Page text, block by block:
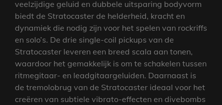
veelzijdige geluid en dubbele uitsparing bodyvorm
biedt de Stratocaster de helderheid, kracht en
dynamiek die nodig zijn voor het spelen van rockriffs
en solo’s. De drie single-coil pickups van de
Stratocaster leveren een breed scala aan tonen,
waardoor het gemakkelijk is om te schakelen tussen
ritmegitaar- en leadgitaargeluiden. Daarnaast is
de tremolobrug van de Stratocaster ideaal voor het
creëren van subtiele vibrato-effecten en divebombs